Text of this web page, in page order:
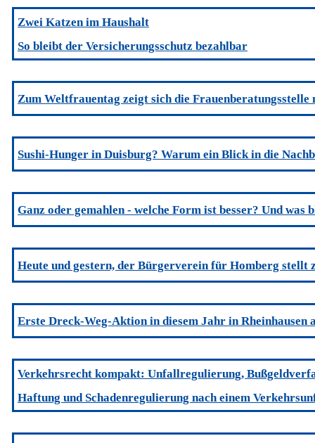
Zwei Katzen im Haushalt
So bleibt der Versicherungsschutz bezahlbar
Zum Weltfrauentag zeigt sich die Frauenberatungsstelle
Sushi-Hunger in Duisburg? Warum ein Blick in die
Ganz oder gemahlen - welche Form ist besser? Und was
Heute und gestern, der Bürgerverein für Homberg stellt
Erste Dreck-Weg-Aktion in diesem Jahr in Rheinhausen
Verkehrsrecht kompakt: Unfallregulierung,
Haftung und Schadenregulierung nach einem